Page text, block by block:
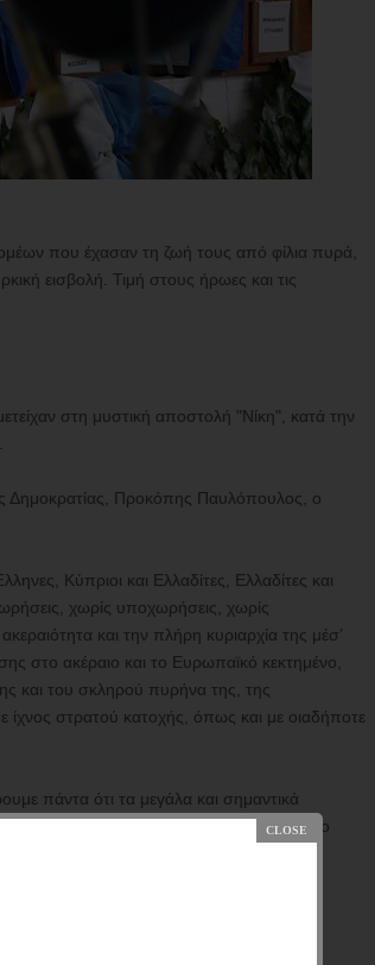
που έχασαν τη ζωή τους από φίλια πυρά,
εισβολή. Τιμή στους ήρωες και τις
στη μυστική αποστολή "Νίκη", κατά την
Δημοκρατίας, Προκόπης Παυλόπουλος, ο
Κύπριοι και Ελλαδίτες, Ελλαδίτες και
χωρίς υποχωρήσεις, χωρίς
και την πλήρη κυριαρχία της μέσ’
στο ακέραιο και το Ευρωπαϊκό κεκτημένο,
και του σκληρού πυρήνα της, της
στρατού κατοχής, όπως και με οιαδήποτε
πάντα ότι τα μεγάλα και σημαντικά
γιατί αυτό είναι το χρέος μας και για το